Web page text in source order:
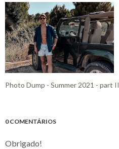
Photo Dump - Summer 2021 - part II
0 COMENTÁRIOS
Obrigado!